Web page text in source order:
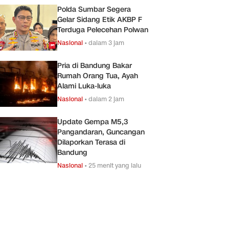
Polda Sumbar Segera
Gelar Sidang Etik AKBP F
Terduga Pelecehan Polwan
Nasional •dalam 3 jam
Pria di Bandung Bakar
Rumah Orang Tua, Ayah
Alami Luka-luka
Nasional •dalam 2 jam
Update Gempa M5,3
Pangandaran, Guncangan
Dilaporkan Terasa di
Bandung
Nasional •25 menit yang lalu